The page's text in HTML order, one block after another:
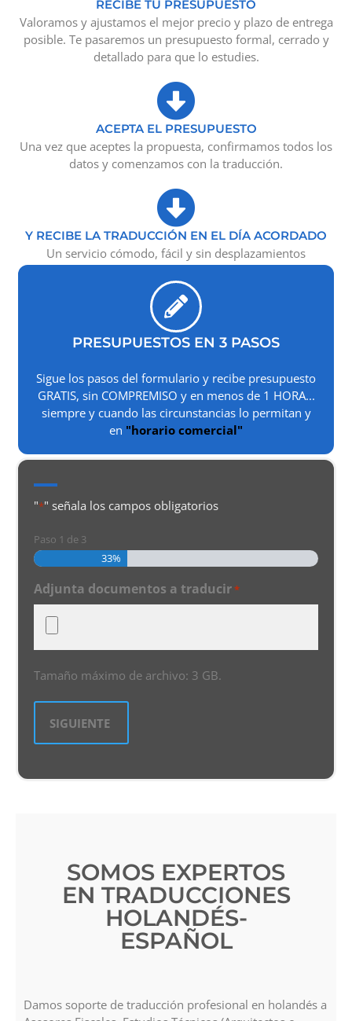
RECIBE TU PRESUPUESTO
Valoramos y ajustamos el mejor precio y plazo de entrega
posible. Te pasaremos un presupuesto formal, cerrado y
detallado para que lo estudies.
ACEPTA EL PRESUPUESTO
Una vez que aceptes la propuesta, confirmamos todos los
datos y comenzamos con la traducción.
Y RECIBE LA TRADUCCIÓN EN EL DÍA ACORDADO
Un servicio cómodo, fácil y sin desplazamientos
PRESUPUESTOS EN 3 PASOS
Sigue los pasos del formulario y recibe presupuesto
GRATIS, sin COMPREMISO y en menos de 1 HORA...
siempre y cuando las circunstancias lo permitan y
en "horario comercial"
"*" señala los campos obligatorios
Paso 1 de 3
33%
Adjunta documentos a traducir*
Tamaño máximo de archivo: 3 GB.
SOMOS EXPERTOS
EN TRADUCCIONES
HOLANDÉS-
ESPAÑOL
Damos soporte de traducción profesional en holandés a